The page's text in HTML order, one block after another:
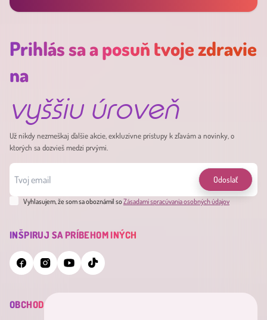
Prihlás sa a posuň tvoje zdravie
na
vyššiu úroveň
Už nikdy nezmeškaj ďalšie akcie, exkluzívne prístupy k zľavám a novinky, o
ktorých sa dozvieš medzi prvými.
Odoslať
Vyhlasujem, že som sa oboznámil soZásadami spracúvania osobných údajov
INŠPIRUJ SA PRÍBEHOM INÝCH
OBCHOD